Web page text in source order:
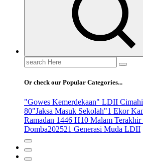
Search
for:
Or check our Popular Categories...
"Gowes Kemerdekaan" LDII
80"Jaksa Masuk Sekolah"1 Ekor
Ramadan 1446 H10 Malam Terakhir
Domba202521 Generasi Muda LDII